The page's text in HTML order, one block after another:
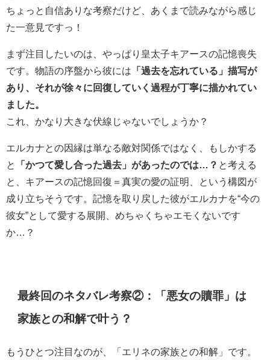
ちょっと自信ありな考察だけど、あくまで読みながら感じ
た一意見ですっ！
まず注目したいのは、やっぱり皇太子キアースの記憶喪失
です。物語の序盤から彼には 「過去を忘れている」描写が
あり、それが徐々に回復していく過程が丁寧に描かれてい
ました。
これ、かなり大きな伏線じゃないでしょうか？
エルカナとの因縁は単なる敵対関係ではなく、もしかする
と
「かつて愛し合った過去」があったのでは…？ と考える
と、キアースの記憶回復＝真実の愛の証明、という構図が
成り立ちそうです。記憶を取り戻した彼がエルカナを“今の
彼女”として愛する展開、めちゃくちゃエモくないです
か…？
最終回のネタバレ考察②：「悪女の贖罪」は
家族との和解で叶う？
もうひとつ注目なのが、「エリネの家族との和解」です。